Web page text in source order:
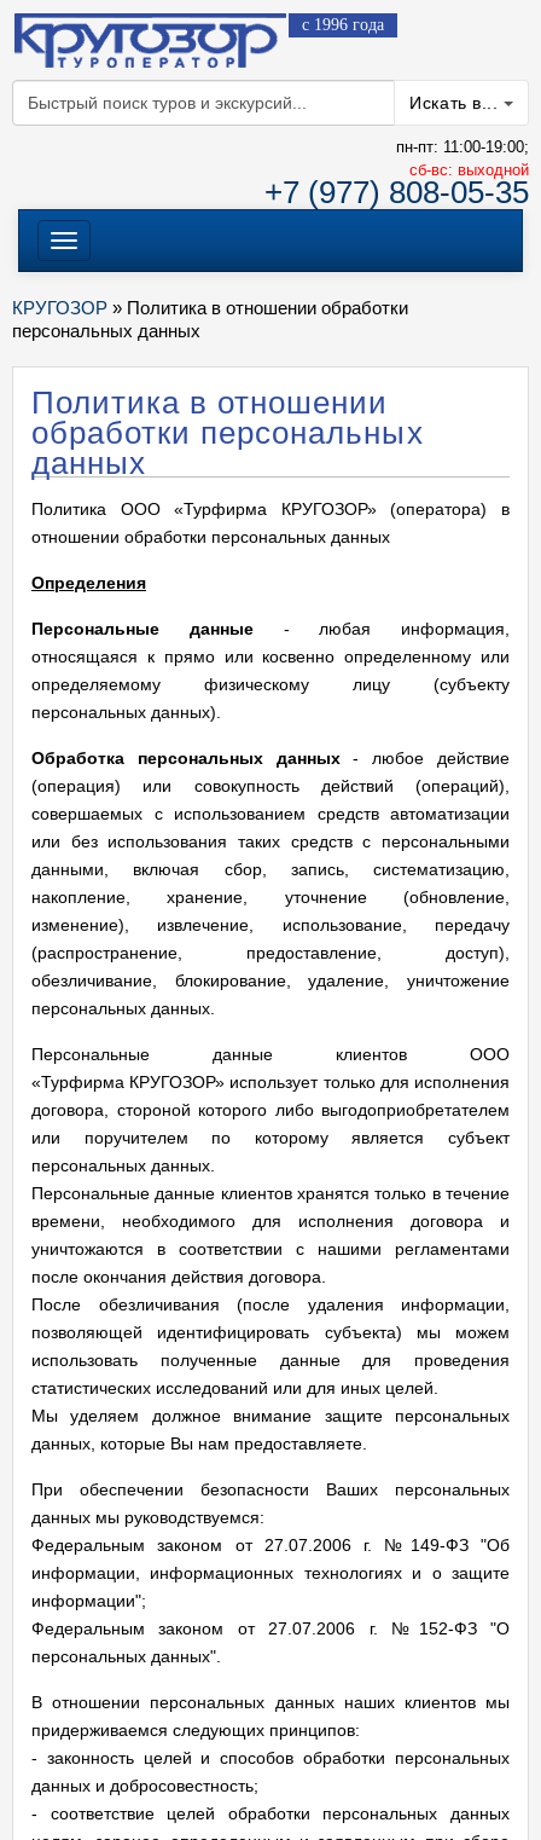
с 1996 года
Искать в...
пн-пт: 11:00-19:00;
cб-вс: выходной
+7 (977) 808-05-35
Меню
КРУГОЗОР » Политика в отношении обработки
персональных данных
Политика в отношении
обработки персональных
данных
Политика ООО «Турфирма КРУГОЗОР» (оператора) в
отношении обработки персональных данных
Определения
Персональные данные- любая информация,
относящаяся к прямо или косвенно определенному или
определяемому физическому лицу (субъекту
персональных данных).
Обработка персональных данных- любое действие
(операция) или совокупность действий (операций),
совершаемых с использованием средств автоматизации
или без использования таких средств с персональными
данными, включая сбор, запись, систематизацию,
накопление, хранение, уточнение (обновление,
изменение), извлечение, использование, передачу
(распространение, предоставление, доступ),
обезличивание, блокирование, удаление, уничтожение
персональных данных.
Персональные данные клиентов ООО
«Турфирма КРУГОЗОР» использует только для исполнения
договора, стороной которого либо выгодоприобретателем
или поручителем по которому является субъект
персональных данных.
Персональные данные клиентов хранятся только в течение
времени, необходимого для исполнения договора и
уничтожаются в соответствии с нашими регламентами
после окончания действия договора.
После обезличивания (после удаления информации,
позволяющей идентифицировать субъекта) мы можем
использовать полученные данные для проведения
статистических исследований или для иных целей.
Мы уделяем должное внимание защите персональных
данных, которые Вы нам предоставляете.
При обеспечении безопасности Ваших персональных
данных мы руководствуемся:
Федеральным законом от 27.07.2006 г. №149-ФЗ "Об
информации, информационных технологиях и о защите
информации";
Федеральным законом от 27.07.2006 г. №152-ФЗ "О
персональных данных".
В отношении персональных данных наших клиентов мы
придерживаемся следующих принципов:
- законность целей и способов обработки персональных
данных и добросовестность;
- соответствие целей обработки персональных данных